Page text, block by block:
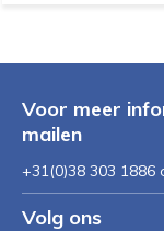
Voor meer
mailen
+31(0)38 303 1886
Volg ons